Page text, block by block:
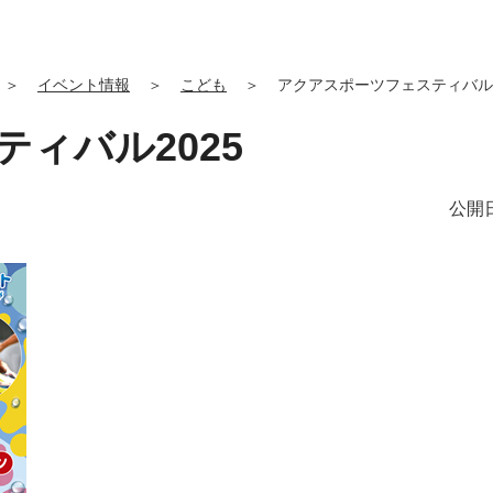
＞ イベント情報 ＞ こども ＞ アクアスポーツフェスティバ
ィバル2025
公開